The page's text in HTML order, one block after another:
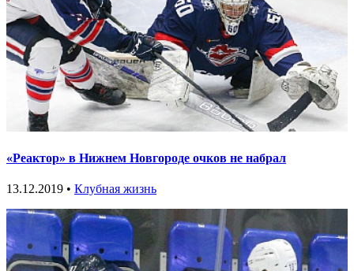
«Реактор» в Нижнем Новгороде очков не набрал
13.12.2019 • Клубная жизнь